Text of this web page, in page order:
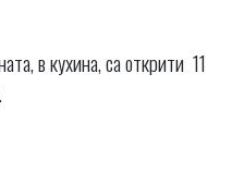
в кухина, са открити 11